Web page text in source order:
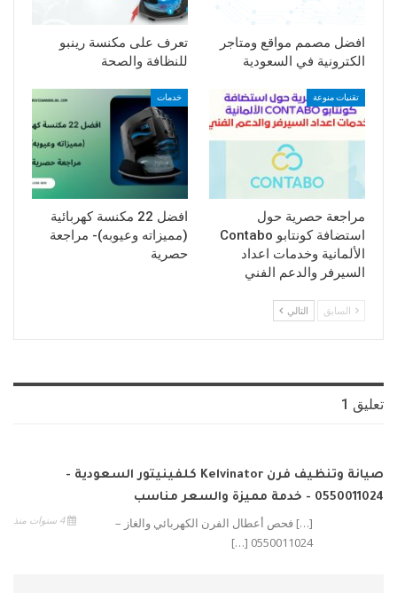
افضل مصمم مواقع ومتاجر
الكترونية في السعودية
تعرف على مكنسة رينبو
للنظافة والصحة
تقنيات منوعة
مراجعة حصرية حول
استضافة كونتابو Contabo
الألمانية وخدمات اعداد
السيرفر والدعم الفني
خدمات
افضل 22 مكنسة كهربائية
(مميزاته وعيوبه)- مراجعة
حصرية
السابق التالي
تعليق 1
صيانة وتنظيف فرن Kelvinator كلفينيتور السعودية -
0550011024 - خدمة مميزة والسعر مناسب
4 سنوات منذ
[…] فحص أعطال الفرن الكهربائي والغاز –
0550011024 […]